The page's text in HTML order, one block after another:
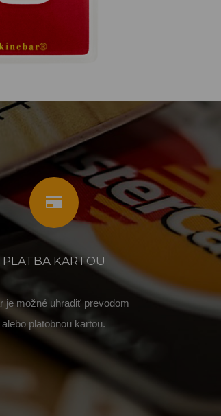
PLATBA KARTOU
je možné uhradiť prevodom
alebo platobnou kartou.